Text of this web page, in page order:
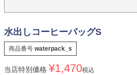
水出しコーヒーバッグS
商品番号 waterpack_s
当店特別価格 ¥1,470税込